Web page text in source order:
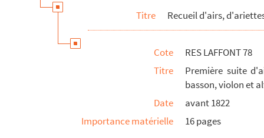
connus arrangés en quatuor pour hautbois ou clarinette, basson,
vocales isolées
Titre Recueil d'airs,
Cote
RES LAFFONT 78
Titre
Première suite
basson, violon et
Date
avant 1822
Importance matérielle
16 pages